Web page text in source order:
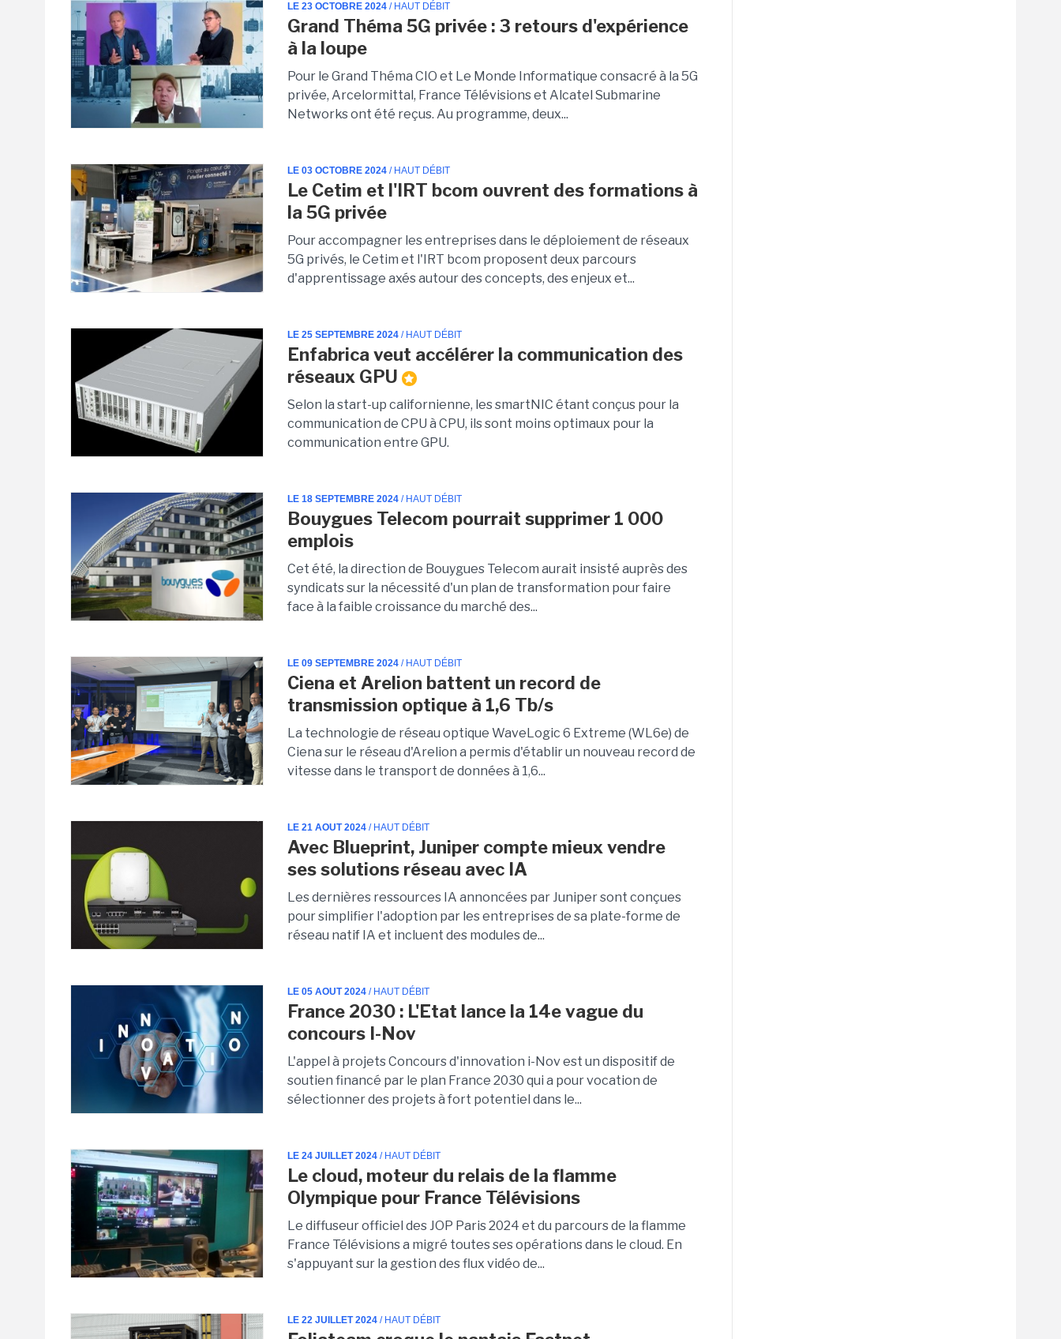
LE 23 OCTOBRE 2024 / HAUT DÉBIT
Grand Théma 5G privée : 3 retours d'expérience
à la loupe
Pour le Grand Théma CIO et Le Monde Informatique consacré à la 5G
privée, Arcelormittal, France Télévisions et Alcatel Submarine
Networks ont été reçus. Au programme, deux...
LE 03 OCTOBRE 2024 / HAUT DÉBIT
Le Cetim et l'IRT bcom ouvrent des formations à
la 5G privée
Pour accompagner les entreprises dans le déploiement de réseaux
5G privés, le Cetim et l'IRT bcom proposent deux parcours
d'apprentissage axés autour des concepts, des enjeux et...
LE 25 SEPTEMBRE 2024 / HAUT DÉBIT
Enfabrica veut accélérer la communication des
réseaux GPU
Selon la start-up californienne, les smartNIC étant conçus pour la
communication de CPU à CPU, ils sont moins optimaux pour la
communication entre GPU.
LE 18 SEPTEMBRE 2024 / HAUT DÉBIT
Bouygues Telecom pourrait supprimer 1 000
emplois
Cet été, la direction de Bouygues Telecom aurait insisté auprès des
syndicats sur la nécessité d'un plan de transformation pour faire
face à la faible croissance du marché des...
LE 09 SEPTEMBRE 2024 / HAUT DÉBIT
Ciena et Arelion battent un record de
transmission optique à 1,6 Tb/s
La technologie de réseau optique WaveLogic 6 Extreme (WL6e) de
Ciena sur le réseau d'Arelion a permis d'établir un nouveau record de
vitesse dans le transport de données à 1,6...
LE 21 AOUT 2024 / HAUT DÉBIT
Avec Blueprint, Juniper compte mieux vendre
ses solutions réseau avec IA
Les dernières ressources IA annoncées par Juniper sont conçues
pour simplifier l'adoption par les entreprises de sa plate-forme de
réseau natif IA et incluent des modules de...
LE 05 AOUT 2024 / HAUT DÉBIT
France 2030 : L'Etat lance la 14e vague du
concours I-Nov
L'appel à projets Concours d'innovation i-Nov est un dispositif de
soutien financé par le plan France 2030 qui a pour vocation de
sélectionner des projets à fort potentiel dans le...
LE 24 JUILLET 2024 / HAUT DÉBIT
Le cloud, moteur du relais de la flamme
Olympique pour France Télévisions
Le diffuseur officiel des JOP Paris 2024 et du parcours de la flamme
France Télévisions a migré toutes ses opérations dans le cloud. En
s'appuyant sur la gestion des flux vidéo de...
LE 22 JUILLET 2024 / HAUT DÉBIT